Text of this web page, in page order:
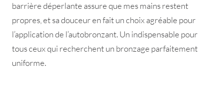
barrière déperlante assure que mes mains restent
propres, et sa douceur en fait un choix agréable pour
l’application de l’autobronzant. Un indispensable pour
tous ceux qui recherchent un bronzage parfaitement
uniforme.